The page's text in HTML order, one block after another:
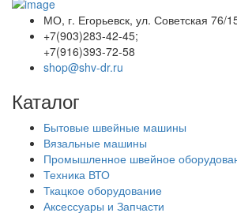
МО, г. Егорьевск, ул. Советская 76/
+7(903)283-42-45;
+7(916)393-72-58
shop@shv-dr.ru
Каталог
Бытовые швейные машины
Вязальные машины
Промышленное швейное
Техника ВТО
Ткацкое оборудование
Аксессуары и Запчасти